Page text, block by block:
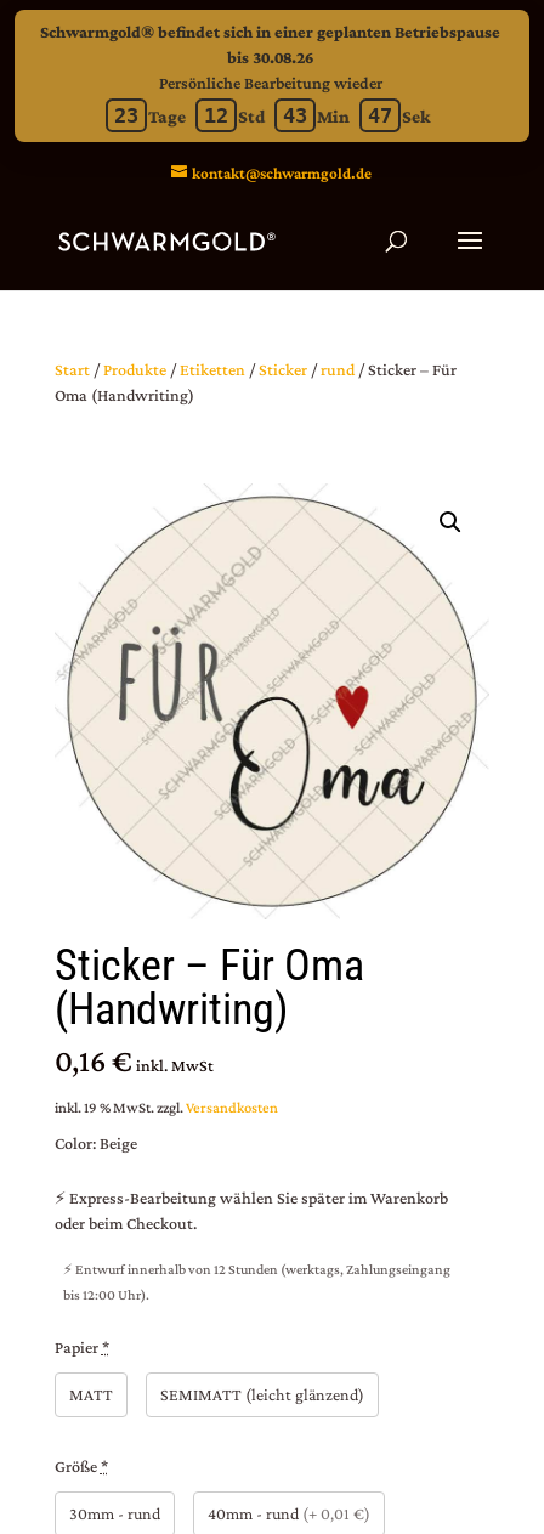
Schwarmgold® befindet sich in einer geplanten Betriebspause
bis 30.08.26
Persönliche Bearbeitung wieder
23 Tage 12 Std 43 Min 46 Sek
Verbleibend: 23 Tage 12 Stunden 43
kontakt@schwarmgold.de
Start/Produkte/Etiketten /Sticker/rund/ Sticker – Für
Oma (Handwriting)
Sticker – Für Oma
(Handwriting)
0,16 € inkl. MwSt
inkl. 19 % MwSt.zzgl.Versandkosten
Color: Beige
⚡ Express-Bearbeitung wählen Sie später im Warenkorb
oder beim Checkout.
⚡ Entwurf innerhalb von 12 Stunden (werktags, Zahlungseingang
bis 12:00 Uhr).
Papier *
MATT SEMIMATT (leicht glänzend)
Größe *
30mm - rund 40mm - rund (+ 0,01 €)